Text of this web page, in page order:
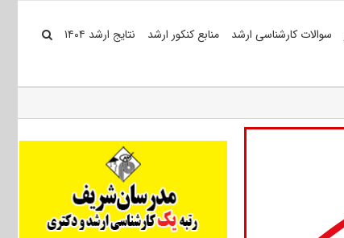
سوالات کارشناسی ارشد منابع کنکور ارشد نتایج ارشد ۱۴۰۴